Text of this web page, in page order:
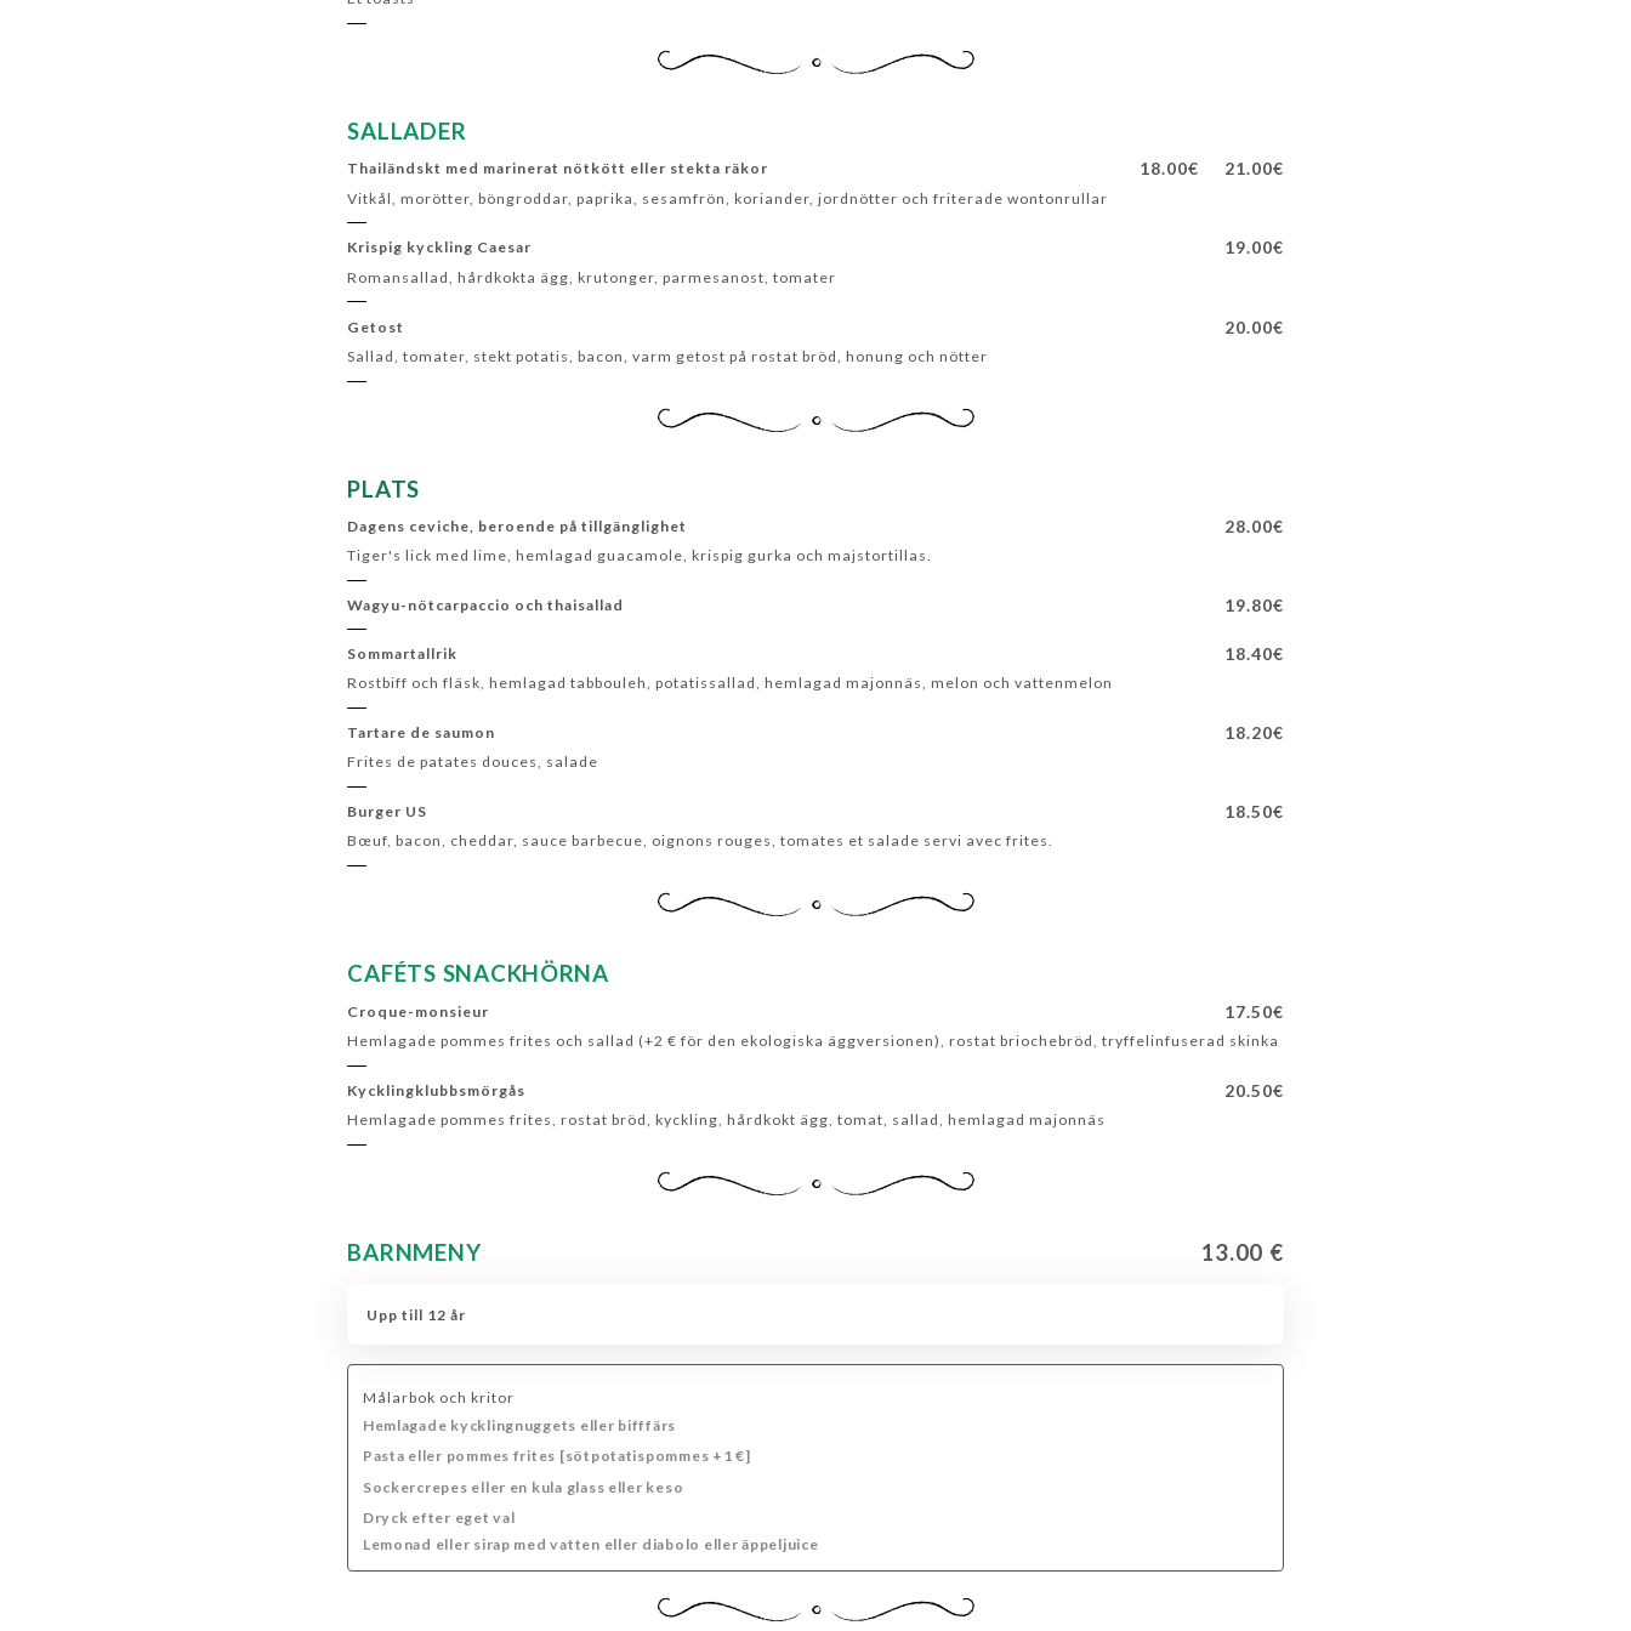
SALLADER
Thailändskt med marinerat nötkött eller stekta räkor 18.00€ 21.00€
Vitkål, morötter, böngroddar, paprika, sesamfrön, koriander, jordnötter och friterade wontonrullar
Krispig kyckling Caesar 19.00€
Romansallad, hårdkokta ägg, krutonger, parmesanost, tomater
Getost 20.00€
Sallad, tomater, stekt potatis, bacon, varm getost på rostat bröd, honung och nötter
PLATS
Dagens ceviche, beroende på tillgänglighet 28.00€
Tiger's lick med lime, hemlagad guacamole, krispig gurka och majstortillas.
Wagyu-nötcarpaccio och thaisallad 19.80€
Sommartallrik 18.40€
Rostbiff och fläsk, hemlagad tabbouleh, potatissallad, hemlagad majonnäs, melon och vattenmelon
Tartare de saumon 18.20€
Frites de patates douces, salade
Burger US 18.50€
Bœuf, bacon, cheddar, sauce barbecue, oignons rouges, tomates et salade servi avec frites.
CAFÉTS SNACKHÖRNA
Croque-monsieur 17.50€
Hemlagade pommes frites och sallad (+2 € för den ekologiska äggversionen), rostat briochebröd, tryffelinfuserad skinka
Kycklingklubbsmörgås 20.50€
Hemlagade pommes frites, rostat bröd, kyckling, hårdkokt ägg, tomat, sallad, hemlagad majonnäs
BARNMENY 13.00 €
Upp till 12 år
Målarbok och kritor
Hemlagade kycklingnuggets eller bifffärs
Pasta eller pommes frites [sötpotatispommes +1 €]
Sockercrepes eller en kula glass eller keso
Dryck efter eget val
Lemonad eller sirap med vatten eller diabolo eller äppeljuice